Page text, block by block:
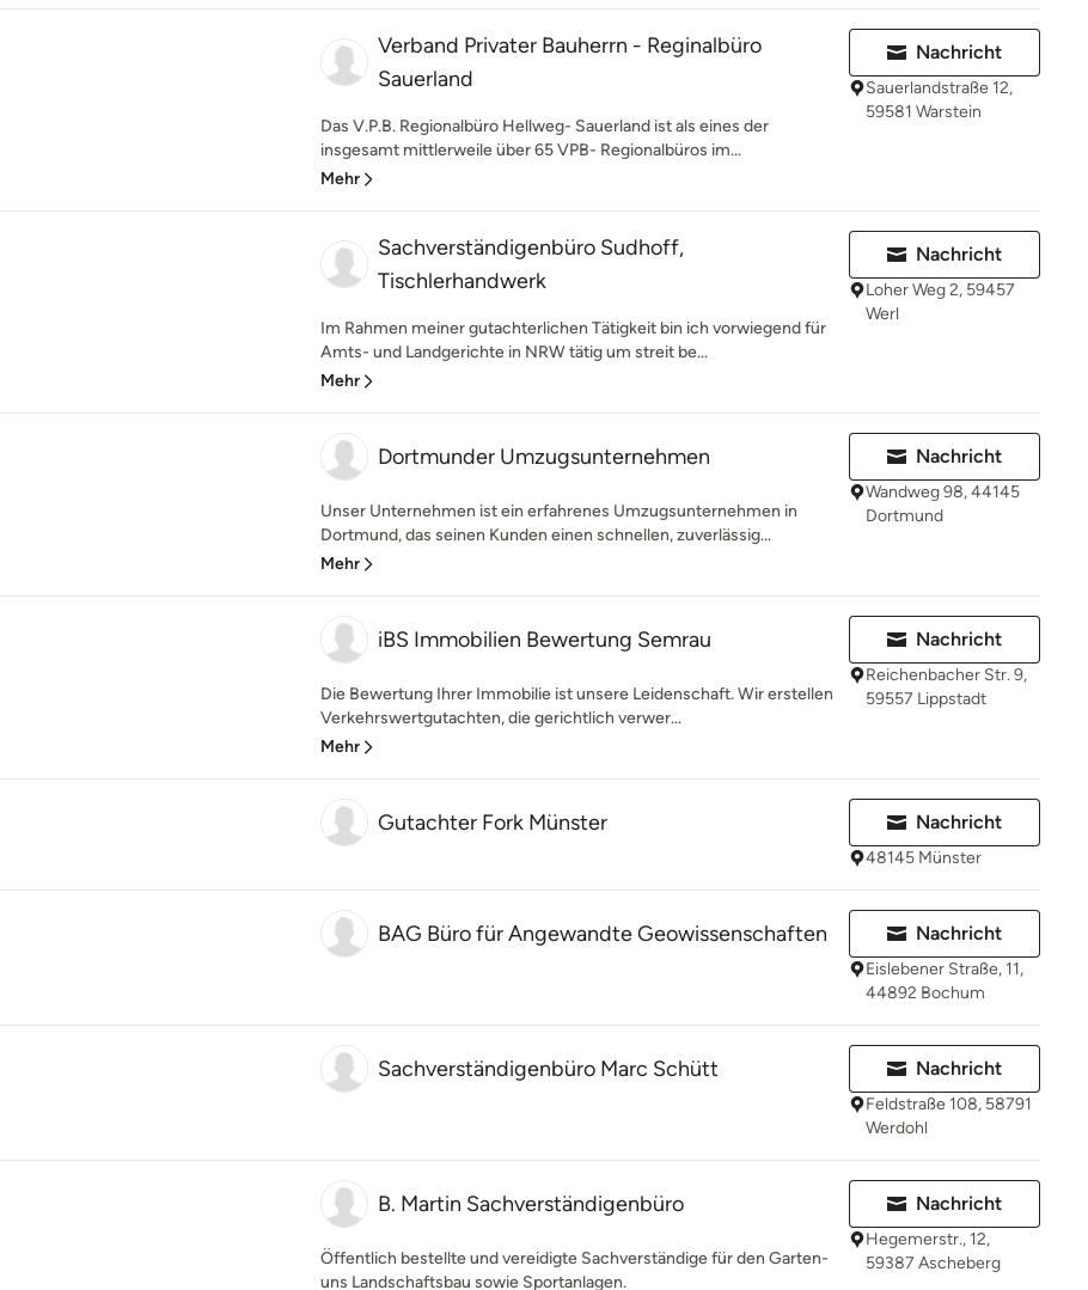
Verband Privater Bauherrn - Reginalbüro
Sauerland
Das V.P.B. Regionalbüro Hellweg- Sauerland ist als eines der
insgesamt mittlerweile über 65 VPB- Regionalbüros im...
Mehr
Nachricht
Sauerlandstraße 12,
59581 Warstein
Sachverständigenbüro Sudhoff,
Tischlerhandwerk
Im Rahmen meiner gutachterlichen Tätigkeit bin ich vorwiegend für
Amts- und Landgerichte in NRW tätig um streit be...
Mehr
Nachricht
Loher Weg 2, 59457
Werl
Dortmunder Umzugsunternehmen
Unser Unternehmen ist ein erfahrenes Umzugsunternehmen in
Dortmund, das seinen Kunden einen schnellen, zuverlässig...
Mehr
Nachricht
Wandweg 98, 44145
Dortmund
iBS Immobilien Bewertung Semrau
Die Bewertung Ihrer Immobilie ist unsere Leidenschaft. Wir erstellen
Verkehrswertgutachten, die gerichtlich verwer...
Mehr
Nachricht
Reichenbacher Str. 9,
59557 Lippstadt
Gutachter Fork Münster Nachricht
48145 Münster
BAG Büro für Angewandte Geowissenschaften Nachricht
Eislebener Straße, 11,
44892 Bochum
Sachverständigenbüro Marc Schütt Nachricht
Feldstraße 108, 58791
Werdohl
B. Martin Sachverständigenbüro
Öffentlich bestellte und vereidigte Sachverständige für den Garten-
uns Landschaftsbau sowie Sportanlagen.
Nachricht
Hegemerstr., 12,
59387 Ascheberg